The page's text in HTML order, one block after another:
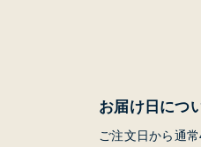
お届け日につ
ご注文日から通